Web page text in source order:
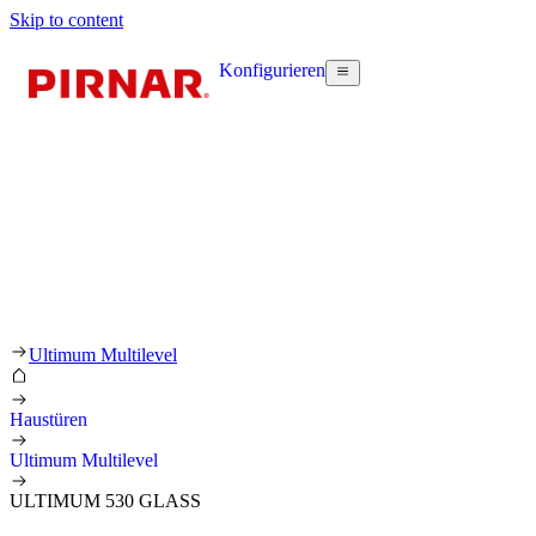
Skip to content
Konfigurieren
Ultimum Multilevel
Haustüren
Ultimum Multilevel
ULTIMUM 530 GLASS